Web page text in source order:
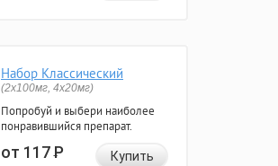
Набор Классический
(2x100мг, 4x20мг)
Попробуй и выбери наиболее
понравившийся препарат.
от 117Р Купить